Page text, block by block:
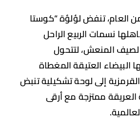
تنفض لؤلؤة “كوستا
الربيع الراحل
لتتحول
العتيقة المغطاة
إلى لوحة تشكيلية تنبض
ممتزجة مع أرقى